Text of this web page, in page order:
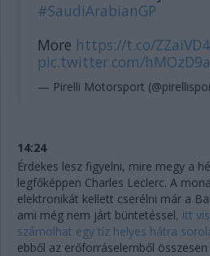
#SaudiArabianGP
More https://t.co/
pic.twitter.com/
— Pirelli Motorsport
14:24
Érdekes lesz figyelni, mire megy a
legfőképpen Charles Leclerc. A
elektronikát kellett cserélni már a
ami még nem járt büntetéssel, itt
számolhat egy tíz helyes hátra
ebből az erőforráselemből